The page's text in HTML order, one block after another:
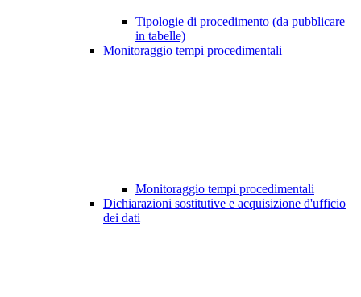
Tipologie di procedimento (da pubblicare
in tabelle)
Monitoraggio tempi procedimentali
Monitoraggio tempi procedimentali
Dichiarazioni sostitutive e acquisizione d'ufficio
dei dati